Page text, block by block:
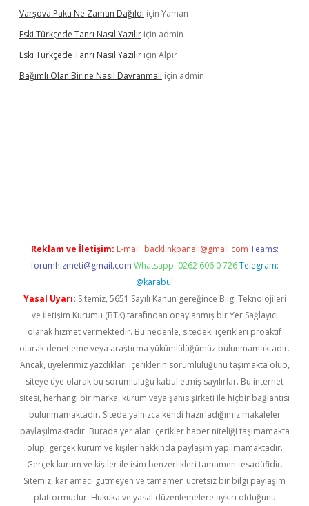
Varşova Paktı Ne Zaman Dağıldı için Yaman
Eski Türkçede Tanrı Nasıl Yazılır için admin
Eski Türkçede Tanrı Nasıl Yazılır için Alpır
Bağımlı Olan Birine Nasıl Davranmalı için admin
Reklam ve İletişim: E-mail: backlinkpaneli@gmail.com Teams:
forumhizmeti@gmail.com Whatsapp: 0262 606 0 726 Telegram:
@karabul
Yasal Uyarı: Sitemiz, 5651 Sayılı Kanun gereğince Bilgi Teknolojileri
ve İletişim Kurumu (BTK) tarafından onaylanmış bir Yer Sağlayıcı
olarak hizmet vermektedir. Bu nedenle, sitedeki içerikleri proaktif
olarak denetleme veya araştırma yükümlülüğümüz bulunmamaktadır.
Ancak, üyelerimiz yazdıkları içeriklerin sorumluluğunu taşımakta olup,
siteye üye olarak bu sorumluluğu kabul etmiş sayılırlar. Bu internet
sitesi, herhangi bir marka, kurum veya şahıs şirketi ile hiçbir bağlantısı
bulunmamaktadır. Sitede yalnızca kendi hazırladığımız makaleler
paylaşılmaktadır. Burada yer alan içerikler haber niteliği taşımamakta
olup, gerçek kurum ve kişiler hakkında paylaşım yapılmamaktadır.
Gerçek kurum ve kişiler ile isim benzerlikleri tamamen tesadüfidir.
Sitemiz, kar amacı gütmeyen ve tamamen ücretsiz bir bilgi paylaşım
platformudur. Hukuka ve yasal düzenlemelere aykırı olduğunu